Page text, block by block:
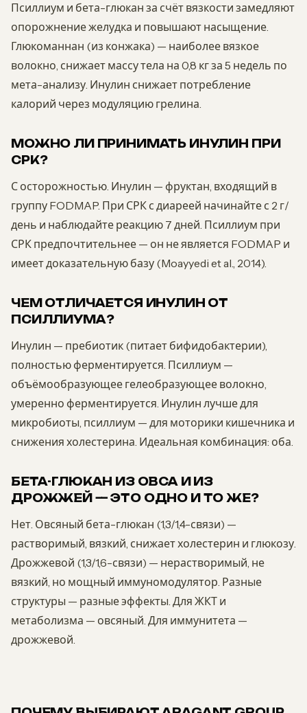
Псиллиум и бета-глюкан за счёт вязкости замедляют
опорожнение желудка и повышают насыщение.
Глюкоманнан (из конжака) — наиболее вязкое
волокно, снижает массу тела на 0,8 кг за 5 недель по
мета-анализу. Инулин снижает потребление
калорий через модуляцию грелина.
МОЖНО ЛИ ПРИНИМАТЬ ИНУЛИН ПРИ
СРК?
С осторожностью. Инулин — фруктан, входящий в
группу FODMAP. При СРК с диареей начинайте с 2 г/
день и наблюдайте реакцию 7 дней. Псиллиум при
СРК предпочтительнее — он не является FODMAP и
имеет доказательную базу (Moayyedi et al., 2014).
ЧЕМ ОТЛИЧАЕТСЯ ИНУЛИН ОТ
ПСИЛЛИУМА?
Инулин — пребиотик (питает бифидобактерии),
полностью ферментируется. Псиллиум —
объёмообразующее гелеобразующее волокно,
умеренно ферментируется. Инулин лучше для
микробиоты, псиллиум — для моторики кишечника и
снижения холестерина. Идеальная комбинация: оба.
БЕТА-ГЛЮКАН ИЗ ОВСА И ИЗ
ДРОЖЖЕЙ — ЭТО ОДНО И ТО ЖЕ?
Нет. Овсяный бета-глюкан (1,3/1,4-связи) —
растворимый, вязкий, снижает холестерин и глюкозу.
Дрожжевой (1,3/1,6-связи) — нерастворимый, не
вязкий, но мощный иммуномодулятор. Разные
структуры — разные эффекты. Для ЖКТ и
метаболизма — овсяный. Для иммунитета —
дрожжевой.